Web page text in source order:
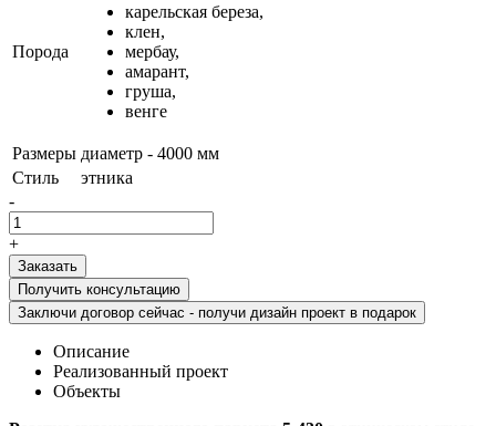
Порода
карельская береза,
клен,
мербау,
амарант,
груша,
венге
Размеры диаметр - 4000 мм
Стиль
этника
-
+
Получить консультацию
Заключи договор сейчас - получи дизайн проект в подарок
Описание
Реализованный проект
Объекты